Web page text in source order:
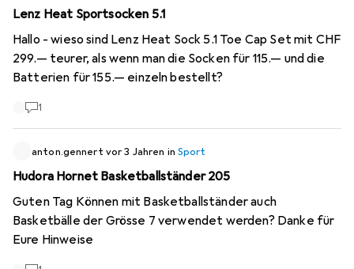
darauf hin, dass es in Größe S nicht als ausverkauft
aber ich kann ihn hier nicht einfügen). Ich bin sehr dankbar
für eine Erklärung - falls es eine gibt, vielen Dank im
Voraus!
Lenz Heat Sportsocken 5.1
Hallo - wieso sind Lenz Heat Sock 5.1 Toe Cap Set mit CHF
299.— teurer, als wenn man die Socken für 115.— und die
Batterien für 155.— einzeln bestellt?
1
anton.gennert vor 3 Jahren in Sport
Hudora Hornet Basketballständer 205
Guten Tag Können mit Basketballständer auch
Basketbälle der Grösse 7 verwendet werden? Danke für
Eure Hinweise